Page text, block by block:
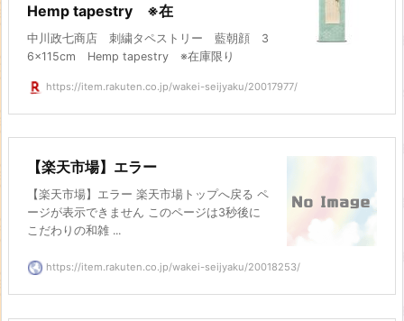
Hemp tapestry ※在
中川政七商店 刺繍タペストリー 藍朝顔 3
6×115cm Hemp tapestry ※在庫限り
https://item.rakuten.co.jp/wakei-seijyaku/20017977/
【楽天市場】エラー
【楽天市場】エラー 楽天市場トップへ戻る ペ
ージが表示できません このページは3秒後に
こだわりの和雑 ...
https://item.rakuten.co.jp/wakei-seijyaku/20018253/